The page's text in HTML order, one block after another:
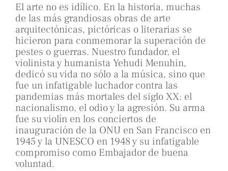
El arte no es idílico. En la historia, muchas
de las más grandiosas obras de arte
arquitectónicas, pictóricas o literarias se
hicieron para conmemorar la superación de
pestes o guerras. Nuestro fundador, el
violinista y humanista Yehudi Menuhin,
dedicó su vida no sólo a la música, sino que
fue un infatigable luchador contra las
pandemias más mortales del siglo XX: el
nacionalismo, el odio y la agresión. Su arma
fue su violín en los conciertos de
inauguración de la ONU en San Francisco en
1945 y la UNESCO en 1948 y su infatigable
compromiso como Embajador de buena
voluntad.